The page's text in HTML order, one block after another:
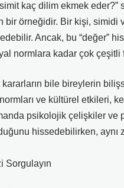
kaç dilim ekmek
bir örneğidir. Bir kişi,
Ancak, bu “değer”
normlara kadar çok çeşitli
bile bireylerin
ve kültürel etkileri,
psikolojik çelişkiler ve
hissedebilirken, aynı
Sorgulayın